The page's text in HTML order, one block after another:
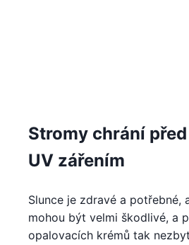
Stromy chrání
UV zářením
Slunce je zdravé a potřebné,
mohou být velmi škodlivé, a
opalovacích krémů tak